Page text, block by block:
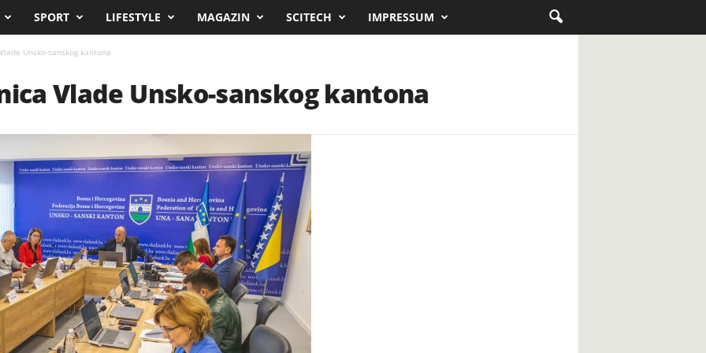
SPORT LIFESTYLE MAGAZIN SCITECH IMPRESSUM
Unsko-sanskog kantona
Vlade Unsko-sanskog kantona